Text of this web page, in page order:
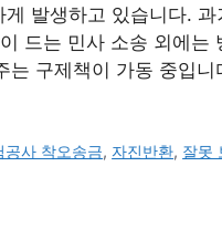
게 발생하고 있습니다.
드는 민사 소송 외에는
는 구제책이 가동 중입
공사 착오송금, 자진반환, 잘못